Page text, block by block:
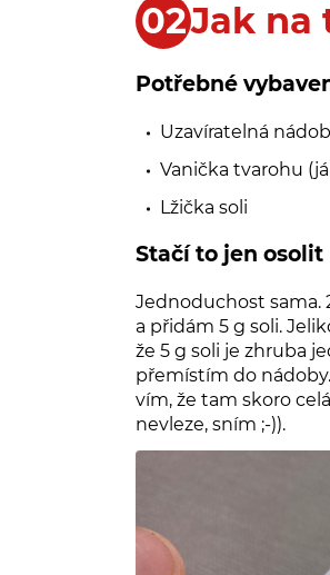
Jak na
Potřebné
Uzavíratelná
Vanička tvarohu
Lžička soli
Stačí to jen osolit
Jednoduchost sama.
a přidám 5 g soli.
že 5 g soli je zhruba
přemístím do
vím, že tam skoro
nevleze, sním ;-)).